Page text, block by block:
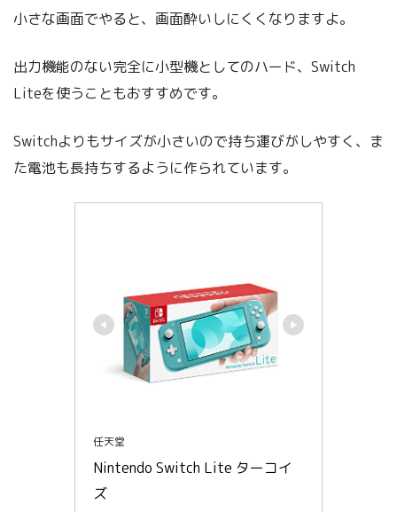
小さな画面でやると、画面酔いしにくくなりますよ。
出力機能のない完全に小型機としてのハード、Switch
Liteを使うこともおすすめです。
Switchよりもサイズが小さいので持ち運びがしやすく、ま
た電池も長持ちするように作られています。
任天堂
Nintendo Switch Lite ターコイ
ズ